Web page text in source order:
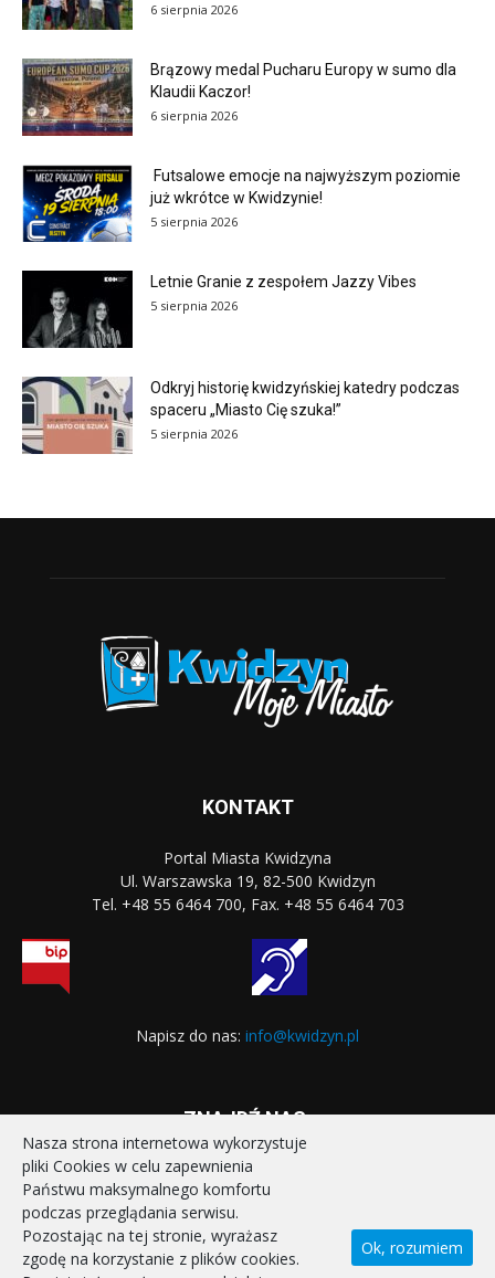
6 sierpnia 2026
Brązowy medal Pucharu Europy w sumo dla
Klaudii Kaczor!
6 sierpnia 2026
Futsalowe emocje na najwyższym poziomie
już wkrótce w Kwidzynie!
5 sierpnia 2026
Letnie Granie z zespołem Jazzy Vibes
5 sierpnia 2026
Odkryj historię kwidzyńskiej katedry podczas
spaceru „Miasto Cię szuka!”
5 sierpnia 2026
KONTAKT
Portal Miasta Kwidzyna
Ul. Warszawska 19, 82-500 Kwidzyn
Tel. +48 55 6464 700, Fax. +48 55 6464 703
Napisz do nas: info@kwidzyn.pl
ZNAJDŹ NAS:
STRONA GŁÓWNA REALIZOWANE PROJEKTY
Nasza strona internetowa wykorzystuje
pliki Cookies w celu zapewnienia
Państwu maksymalnego komfortu
podczas przeglądania serwisu.
Pozostając na tej stronie, wyrażasz
zgodę na korzystanie z plików cookies.
Ok, rozumiem